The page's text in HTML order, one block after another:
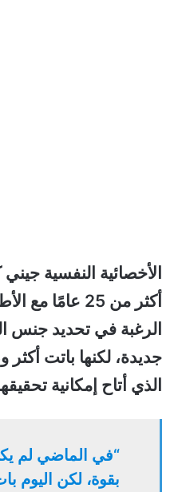
الأخصائية النفسية
أكثر من 25
الرغبة في تحديد جنس
جديدة، لكنها باتت
الذي أتاح إمكانية
“في الماضي لم
بقوة، لكن اليوم